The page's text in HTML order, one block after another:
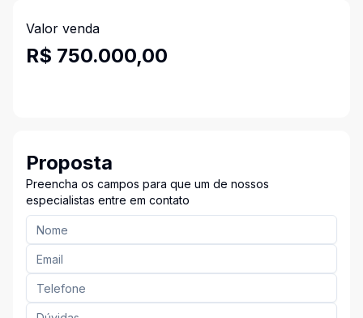
Valor venda
R$ 750.000,00
Proposta
Preencha os campos para que um de nossos
especialistas entre em contato